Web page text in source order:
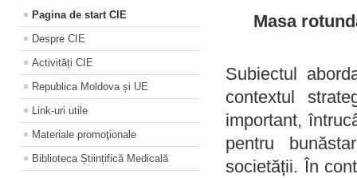
Pagina de start CIE
Despre CIE
Activități CIE
Republica Moldova și UE
Link-uri utile
Materiale promoţionale
Biblioteca Științifică Medicală
Masa
Subiectul
contextul
important,
pentru
societății. În